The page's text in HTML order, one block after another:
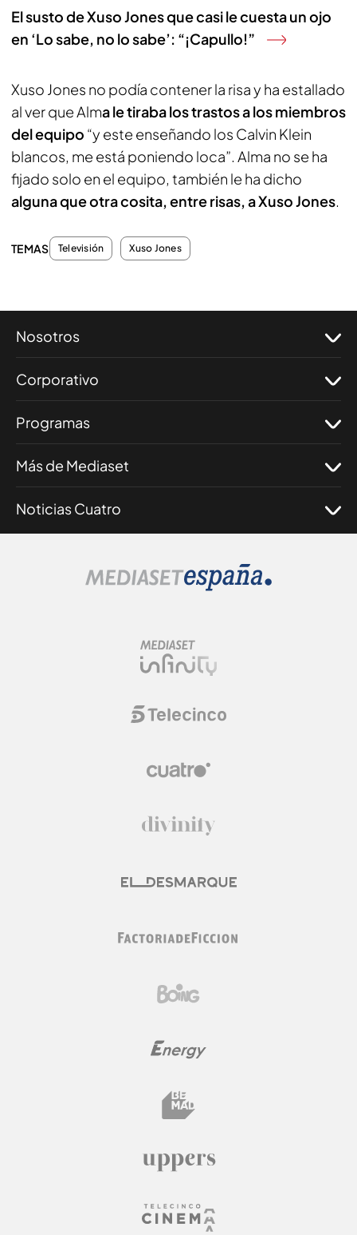
El susto de Xuso Jones que casi le cuesta un ojo
en ‘Lo sabe, no lo sabe’: “¡Capullo!”
Xuso Jones no podía contener la risa y ha estallado
al ver que Alma le tiraba los trastos a los miembros
del equipo “y este enseñando los Calvin Klein
blancos, me está poniendo loca”. Alma no se ha
fijado solo en el equipo, también le ha dicho
alguna que otra cosita, entre risas, a Xuso Jones.
TEMAS Televisión Xuso Jones
Nosotros
Corporativo
Programas
Más de Mediaset
Noticias Cuatro